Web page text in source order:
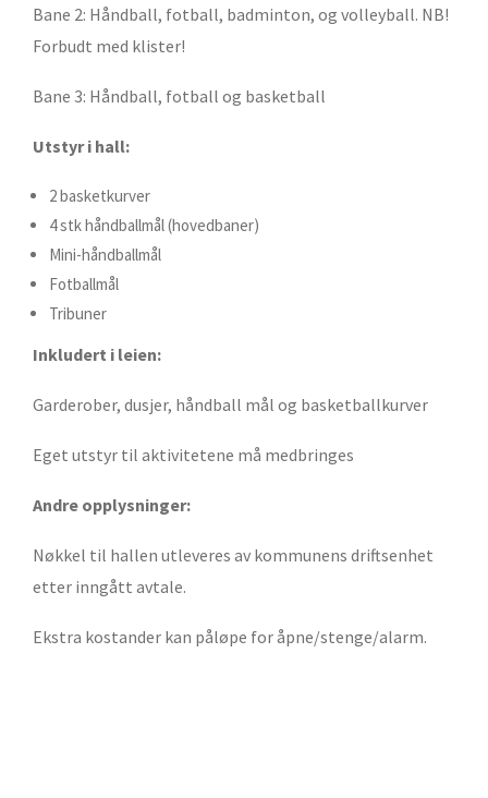
Bane 2: Håndball, fotball, badminton, og volleyball. NB!
Forbudt med klister!
Bane 3: Håndball, fotball og basketball
Utstyr i hall:
2 basketkurver
4 stk håndballmål (hovedbaner)
Mini-håndballmål
Fotballmål
Tribuner
Inkludert i leien:
Garderober, dusjer, håndball mål og basketballkurver
Eget utstyr til aktivitetene må medbringes
Andre opplysninger:
Nøkkel til hallen utleveres av kommunens driftsenhet
etter inngått avtale.
Ekstra kostander kan påløpe for åpne/stenge/alarm.